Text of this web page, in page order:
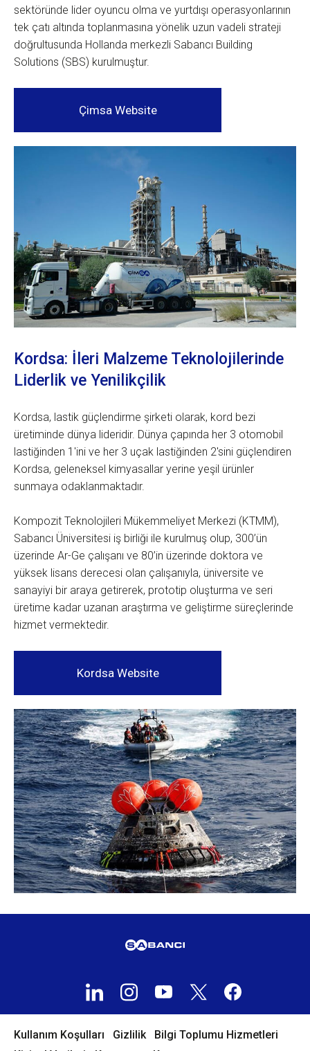
sektöründe lider oyuncu olma ve yurtdışı operasyonlarının
tek çatı altında toplanmasına yönelik uzun vadeli strateji
doğrultusunda Hollanda merkezli Sabancı Building
Solutions (SBS) kurulmuştur.
Çimsa Website
Kordsa: İleri Malzeme Teknolojilerinde
Liderlik ve Yenilikçilik
Kordsa, lastik güçlendirme şirketi olarak, kord bezi
üretiminde dünya lideridir. Dünya çapında her 3 otomobil
lastiğinden 1'ini ve her 3 uçak lastiğinden 2'sini güçlendiren
Kordsa, geleneksel kimyasallar yerine yeşil ürünler
sunmaya odaklanmaktadır.
Kompozit Teknolojileri Mükemmeliyet Merkezi (KTMM),
Sabancı Üniversitesi iş birliği ile kurulmuş olup, 300’ün
üzerinde Ar-Ge çalışanı ve 80’in üzerinde doktora ve
yüksek lisans derecesi olan çalışanıyla, üniversite ve
sanayiyi bir araya getirerek, prototip oluşturma ve seri
üretime kadar uzanan araştırma ve geliştirme süreçlerinde
hizmet vermektedir.
Kordsa Website
Kullanım Koşulları Gizlilik
Bilgi Toplumu Hizmetleri